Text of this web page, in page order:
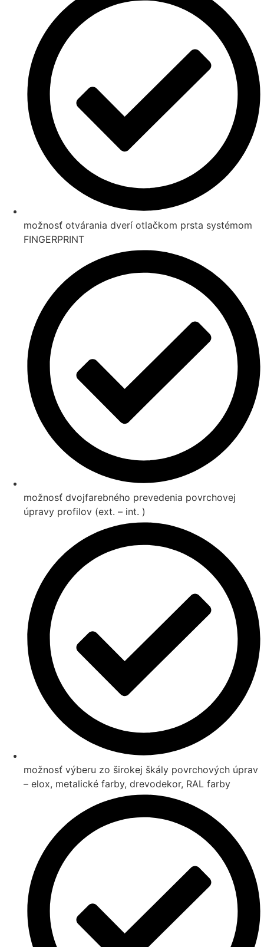
možnosť otvárania dverí otlačkom prsta systémom
FINGERPRINT
možnosť dvojfarebného prevedenia povrchovej
úpravy profilov (ext. – int. )
možnosť výberu zo širokej škály povrchových úprav
– elox, metalické farby, drevodekor, RAL farby